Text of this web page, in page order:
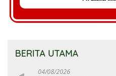
BERITA UTAMA
04/08/2026